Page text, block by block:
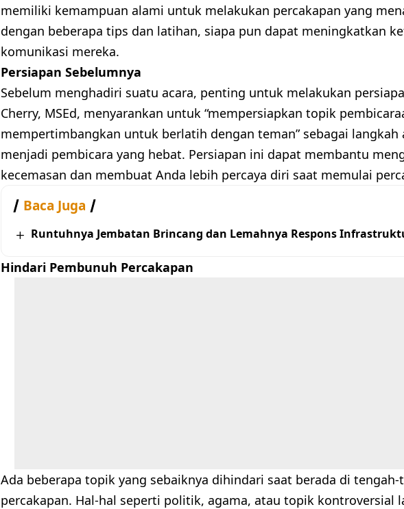
memiliki kemampuan alami untuk melakukan percakapan yang
dengan beberapa tips dan latihan, siapa pun dapat meningkatkan
komunikasi mereka.
Persiapan Sebelumnya
Sebelum menghadiri suatu acara, penting untuk melakukan
Cherry, MSEd, menyarankan untuk “mempersiapkan topik
mempertimbangkan untuk berlatih dengan teman” sebagai langkah
menjadi pembicara yang hebat. Persiapan ini dapat membantu
kecemasan dan membuat Anda lebih percaya diri saat memulai
Baca Juga
Runtuhnya Jembatan Brincang dan Lemahnya Respons
Hindari Pembunuh Percakapan
Ada beberapa topik yang sebaiknya dihindari saat berada di tengah-
percakapan. Hal-hal seperti politik, agama, atau topik kontroversial